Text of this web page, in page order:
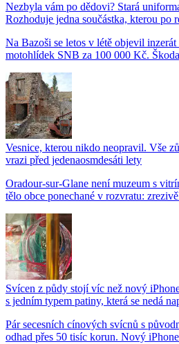
Nezbyla vám po dědovi? Stará
Rozhoduje jedna součástka, kterou po
Na Bazoši se letos v létě objevil
motohlídek SNB za 100 000 Kč.
Vesnice, kterou nikdo neopravil. Vše
vrazi před jedenaosmdesáti lety
Oradour-sur-Glane není muzeum s
tělo obce ponechané v rozvratu:
Svícen z půdy stojí víc než nový
s jedním typem patiny, která se nedá
Pár secesních cínových svícnů s
odhad přes 50 tisíc korun. Nový